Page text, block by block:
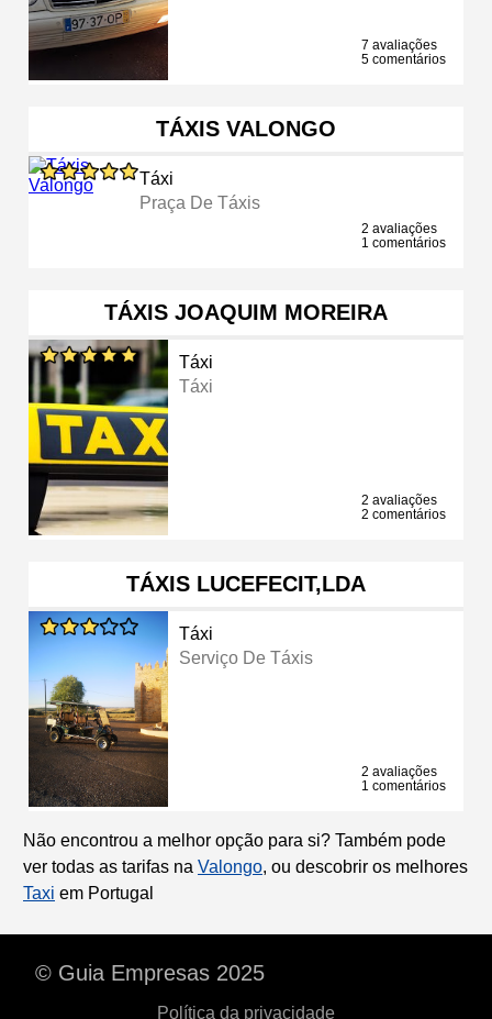
7 avaliações
5 comentários
TÁXIS VALONGO
Táxi
Praça De Táxis
2 avaliações
1 comentários
TÁXIS JOAQUIM MOREIRA
Táxi
Táxi
2 avaliações
2 comentários
TÁXIS LUCEFECIT,LDA
Táxi
Serviço De Táxis
2 avaliações
1 comentários
Não encontrou a melhor opção para si? Também pode
ver todas as tarifas na Valongo, ou descobrir os melhores
Taxi em Portugal
© Guia Empresas 2025
Política da privacidade